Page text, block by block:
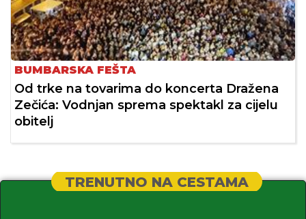
BUMBARSKA FEŠTA
Od trke na tovarima do koncerta Dražena
Zečića: Vodnjan sprema spektakl za cijelu
obitelj
TRENUTNO NA CESTAMA